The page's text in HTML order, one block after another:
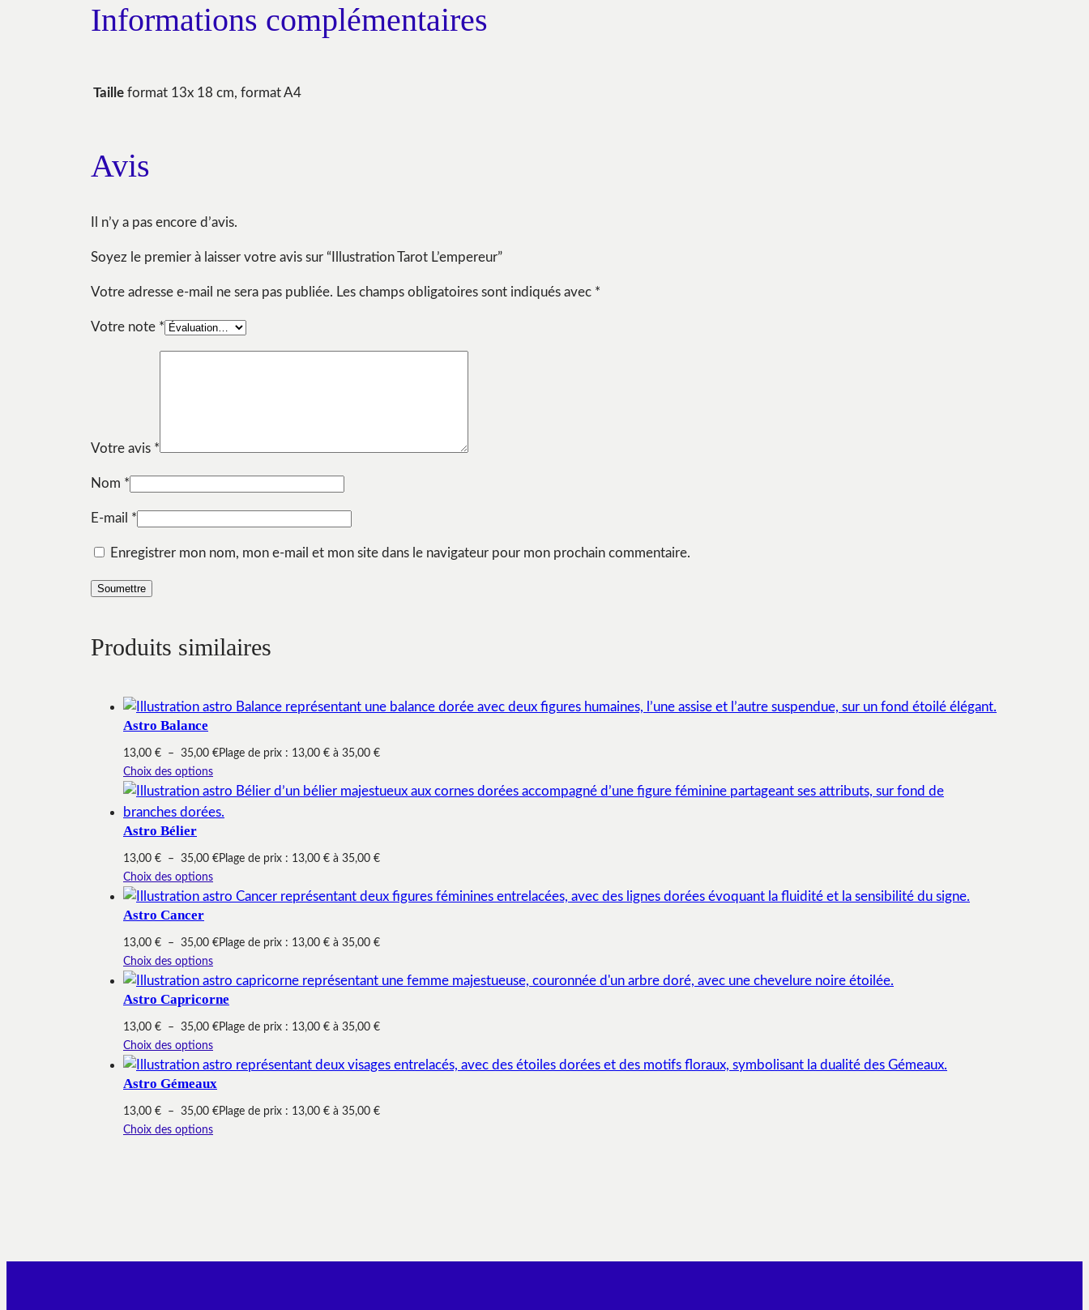
Informations complémentaires
Taille format 13x 18 cm, format A4
Avis
Il n’y a pas encore d’avis.
Soyez le premier à laisser votre avis sur “Illustration Tarot L’empereur”
Votre adresse e-mail ne sera pas publiée. Les champs obligatoires sont indiqués avec *
Votre note *
Votre avis *
Nom *
E-mail *
Enregistrer mon nom, mon e-mail et mon site dans le navigateur pour mon prochain commentaire.
Produits similaires
Astro Balance
13,00 € – 35,00 €Plage de prix : 13,00 € à 35,00 €
Choix des options
Astro Bélier
13,00 € – 35,00 €Plage de prix : 13,00 € à 35,00 €
Choix des options
Astro Cancer
13,00 € – 35,00 €Plage de prix : 13,00 € à 35,00 €
Choix des options
Astro Capricorne
13,00 € – 35,00 €Plage de prix : 13,00 € à 35,00 €
Choix des options
Astro Gémeaux
13,00 € – 35,00 €Plage de prix : 13,00 € à 35,00 €
Choix des options